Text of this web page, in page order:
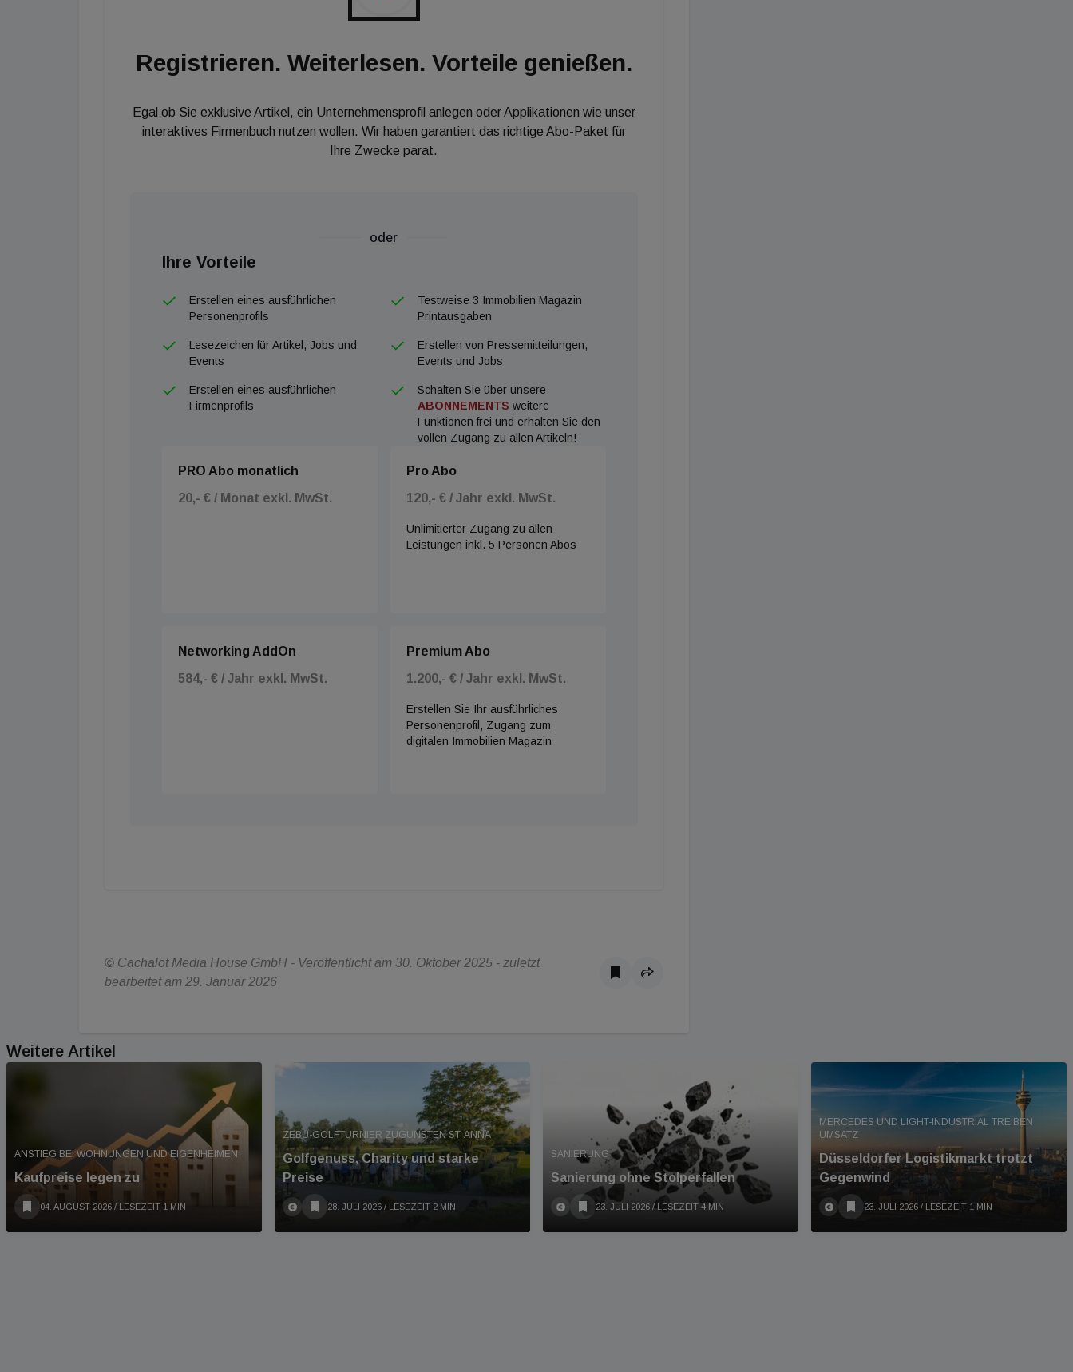
Registrieren. Weiterlesen. Vorteile genießen.
Egal ob Sie exklusive Artikel, ein Unternehmensprofil anlegen oder Applikationen wie unser
interaktives Firmenbuch nutzen wollen. Wir haben garantiert das richtige Abo-Paket für
Ihre Zwecke parat.
oder
Ihre Vorteile
Erstellen eines ausführlichen
Personenprofils
Testweise 3 Immobilien Magazin
Printausgaben
Lesezeichen für Artikel, Jobs und
Events
Erstellen von Pressemitteilungen,
Events und Jobs
Erstellen eines ausführlichen
Firmenprofils
Schalten Sie über unsere
ABONNEMENTS weitere
Funktionen frei und erhalten Sie den
vollen Zugang zu allen Artikeln!
PRO Abo monatlich
20,- € / Monat exkl. MwSt.
Pro Abo
120,- € / Jahr exkl. MwSt.
Unlimitierter Zugang zu allen
Leistungen inkl. 5 Personen Abos
Networking AddOn
584,- € / Jahr exkl. MwSt.
Premium Abo
1.200,- € / Jahr exkl. MwSt.
Erstellen Sie Ihr ausführliches
Personenprofil, Zugang zum
digitalen Immobilien Magazin
© Cachalot Media House GmbH - Veröffentlicht am 30. Oktober 2025 - zuletzt
bearbeitet am 29. Januar 2026
Weitere Artikel
ANSTIEG BEI WOHNUNGEN UND EIGENHEIMEN
Kaufpreise legen zu
04. AUGUST 2026 / LESEZEIT 1 MIN
ZEBU-GOLFTURNIER ZUGUNSTEN ST. ANNA
Golfgenuss, Charity und starke
Preise
28. JULI 2026 / LESEZEIT 2 MIN
SANIERUNG
Sanierung ohne Stolperfallen
23. JULI 2026 / LESEZEIT 4 MIN
MERCEDES UND LIGHT-INDUSTRIAL TREIBEN
UMSATZ
Düsseldorfer Logistikmarkt trotzt
Gegenwind
23. JULI 2026 / LESEZEIT 1 MIN